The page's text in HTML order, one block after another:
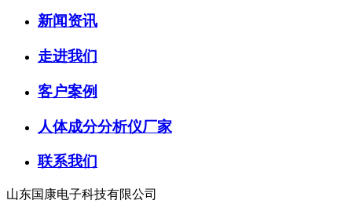
新闻资讯
走进我们
客户案例
人体成分分析仪厂家
联系我们
山东国康电子科技有限公司